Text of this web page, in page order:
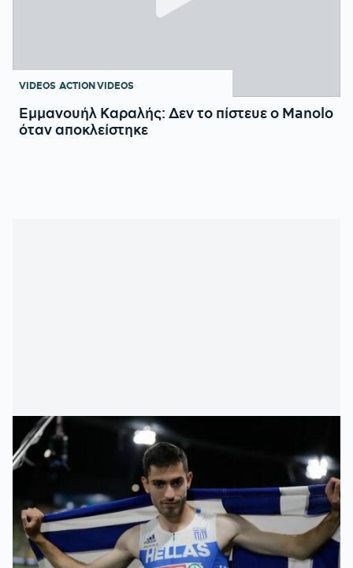
VIDEOS ACTION VIDEOS
Εμμανουήλ Καραλής: Δεν το πίστευε ο Manolo
όταν αποκλείστηκε